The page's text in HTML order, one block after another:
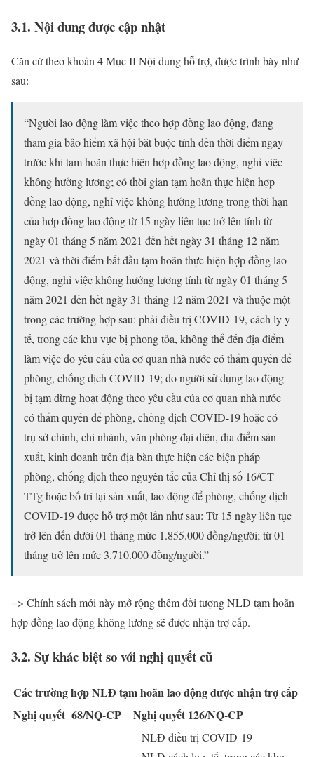
3.1. Nội dung được cập nhật
Căn cứ theo khoản 4 Mục II Nội dung hỗ trợ, được trình bày như
sau:
“Người lao động làm việc theo hợp đồng lao động, đang
tham gia bảo hiểm xã hội bắt buộc tính đến thời điểm ngay
trước khi tạm hoãn thực hiện hợp đồng lao động, nghỉ việc
không hưởng lương; có thời gian tạm hoãn thực hiện hợp
đồng lao động, nghỉ việc không hưởng lương trong thời hạn
của hợp đồng lao động từ 15 ngày liên tục trở lên tính từ
ngày 01 tháng 5 năm 2021 đến hết ngày 31 tháng 12 năm
2021 và thời điểm bắt đầu tạm hoãn thực hiện hợp đồng lao
động, nghỉ việc không hưởng lương tính từ ngày 01 tháng 5
năm 2021 đến hết ngày 31 tháng 12 năm 2021 và thuộc một
trong các trường hợp sau: phải điều trị COVID-19, cách ly y
tế, trong các khu vực bị phong tỏa, không thể đến địa điểm
làm việc do yêu cầu của cơ quan nhà nước có thẩm quyền để
phòng, chống dịch COVID-19; do người sử dụng lao động
bị tạm dừng hoạt động theo yêu cầu của cơ quan nhà nước
có thẩm quyền để phòng, chống dịch COVID-19 hoặc có
trụ sở chính, chi nhánh, văn phòng đại diện, địa điểm sản
xuất, kinh doanh trên địa bàn thực hiện các biện pháp
phòng, chống dịch theo nguyên tắc của Chỉ thị số 16/CT-
TTg hoặc bố trí lại sản xuất, lao động để phòng, chống dịch
COVID-19 được hỗ trợ một lần như sau: Từ 15 ngày liên tục
trở lên đến dưới 01 tháng mức 1.855.000 đồng/người; từ 01
tháng trở lên mức 3.710.000 đồng/người.”
=> Chính sách mới này mở rộng thêm đối tượng NLĐ tạm hoãn
hợp đồng lao động không lương sẽ được nhận trợ cấp.
3.2. Sự khác biệt so với nghị quyết cũ
Các trường hợp NLĐ tạm hoãn lao động được nhận trợ cấp
Nghị quyết 68/NQ-CP
Nghị quyết 126/NQ-CP
– NLĐ điều trị COVID-19